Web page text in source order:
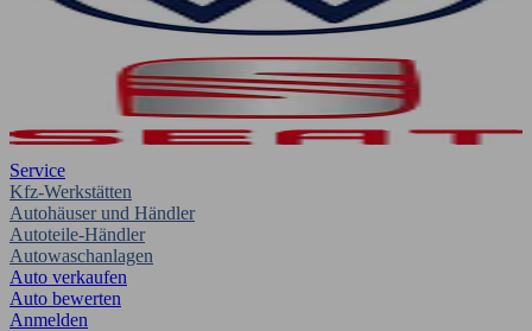
Service
Kfz-Werkstätten
Autohäuser und Händler
Autoteile-Händler
Autowaschanlagen
Auto verkaufen
Auto bewerten
Anmelden